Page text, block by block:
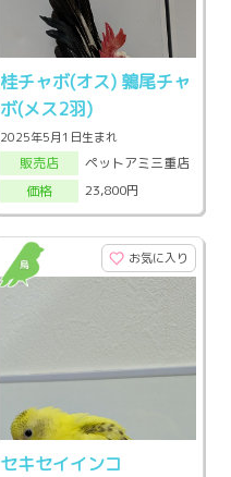
桂チャボ(オス) 鶉尾チャ
ボ(メス2羽)
2025年5月1日生まれ
販売店
ペットアミ三重店
価格
23,800円
お気に入り
セキセイインコ